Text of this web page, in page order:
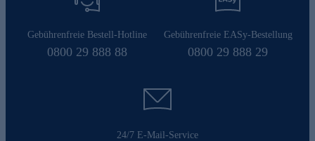
Gebührenfreie Bestell-Hotline
0800 29 888 88
Gebührenfreie EASy-Bestellung
0800 29 888 29
24/7 E-Mail-Service